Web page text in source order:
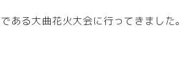
ある大曲花火大会に行ってきました。